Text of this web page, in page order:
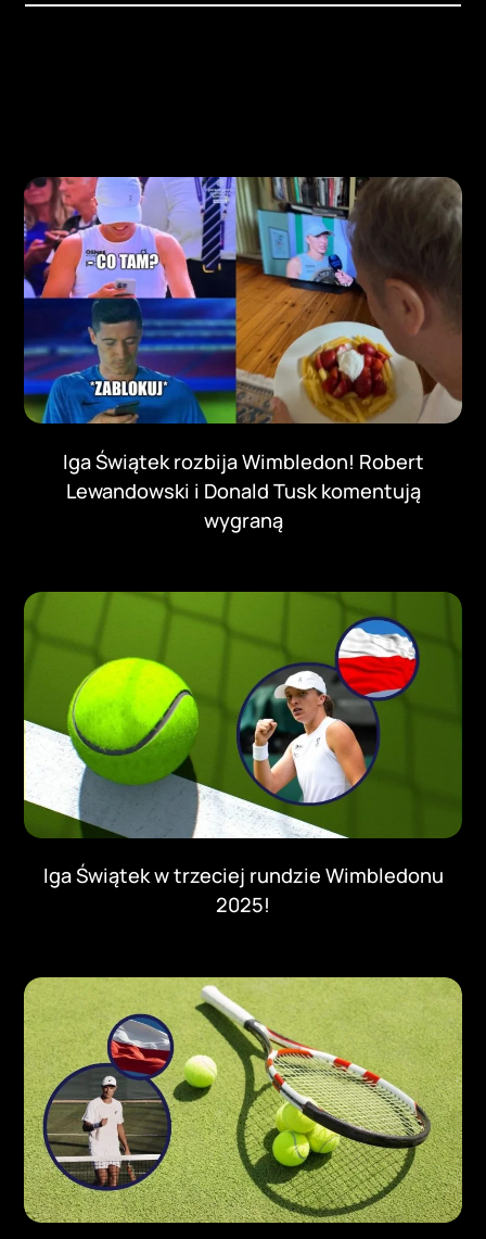
Iga Świątek rozbija Wimbledon! Robert
Lewandowski i Donald Tusk komentują
wygraną
Iga Świątek w trzeciej rundzie Wimbledonu
2025!